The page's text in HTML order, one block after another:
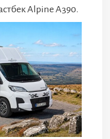
Alpine A390.